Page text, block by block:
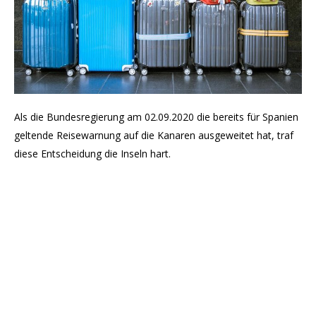
Als die Bundesregierung am 02.09.2020 die bereits für Spanien
geltende Reisewarnung auf die Kanaren ausgeweitet hat, traf
diese Entscheidung die Inseln hart.